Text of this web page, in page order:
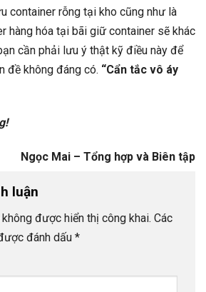
container rỗng tại kho cũng như là
hàng hóa tại bãi giữ container sẽ khác
cần phải lưu ý thật kỹ điều này để
đề không đáng có. “Cẩn tắc vô áy
Ngọc Mai – Tổng hợp và Biên tập
luận
được hiển thị công khai. Các
đánh dấu *